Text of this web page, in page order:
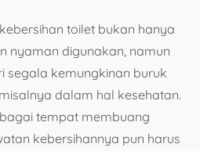
toilet bukan hanya
nyaman digunakan, namun
segala kemungkinan buruk
dalam hal kesehatan.
tempat membuang
kebersihannya pun harus